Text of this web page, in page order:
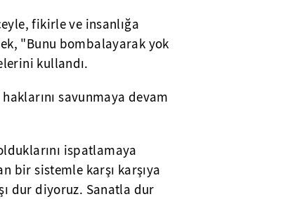
fikirle ve insanlığa
"Bunu bombalayarak yok
kullandı.
savunmaya devam
ispatlamaya
bir sistemle karşı karşıya
dur diyoruz. Sanatla dur